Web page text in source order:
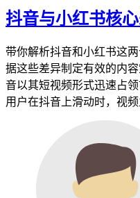
抖音与小红书核
带你解析抖音和小红书这
据这些差异制定有效的内
音以其短视频形式迅速占
用户在抖音上滑动时，视